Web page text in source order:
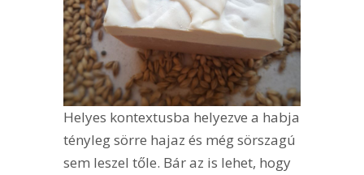
Helyes kontextusba helyezve a habja
tényleg sörre hajaz és még sörszagú
sem leszel tőle. Bár az is lehet, hogy